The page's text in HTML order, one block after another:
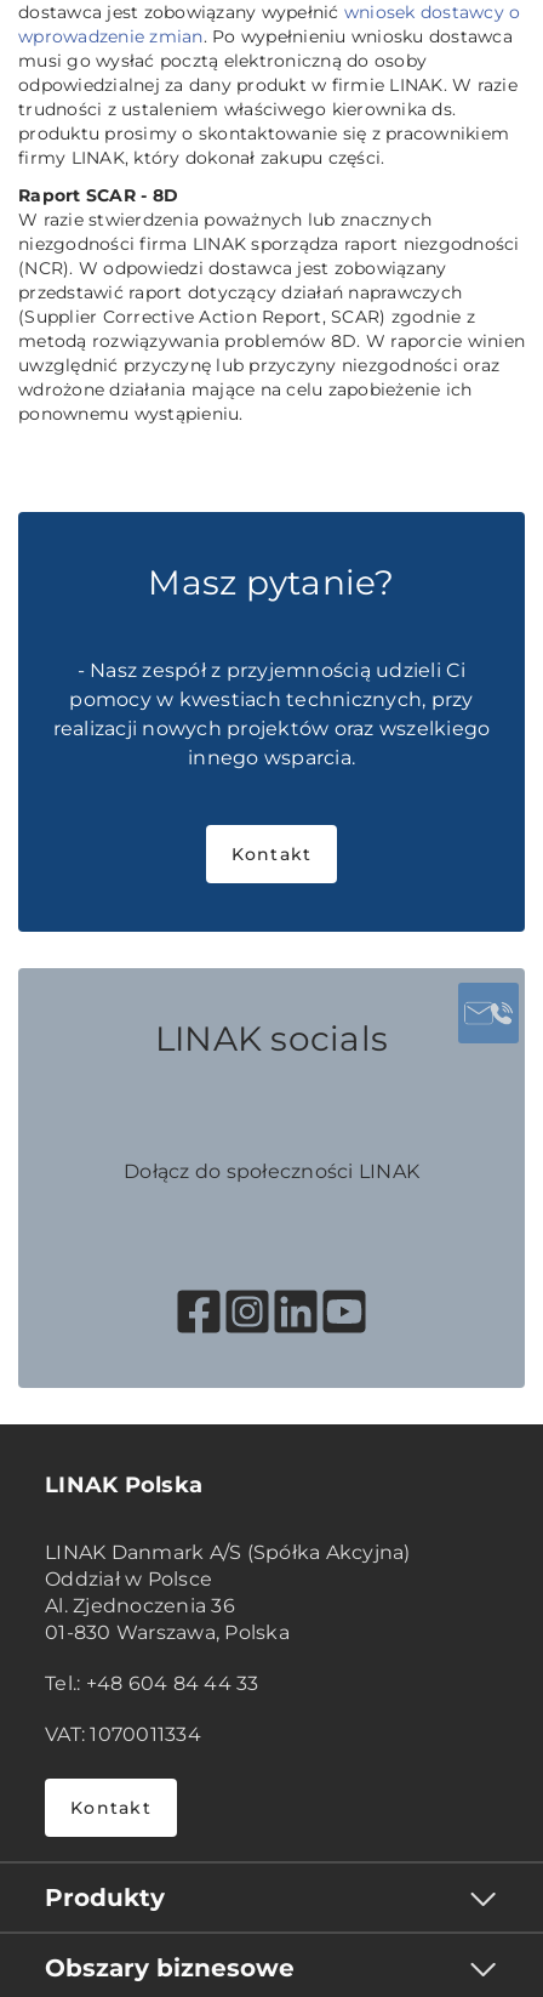
dostawca jest zobowiązany wypełnić wniosek dostawcy o
wprowadzenie zmian. Po wypełnieniu wniosku dostawca
musi go wysłać pocztą elektroniczną do osoby
odpowiedzialnej za dany produkt w firmie LINAK. W razie
trudności z ustaleniem właściwego kierownika ds.
produktu prosimy o skontaktowanie się z pracownikiem
firmy LINAK, który dokonał zakupu części.
Raport SCAR - 8D
W razie stwierdzenia poważnych lub znacznych
niezgodności firma LINAK sporządza raport niezgodności
(NCR). W odpowiedzi dostawca jest zobowiązany
przedstawić raport dotyczący działań naprawczych
(Supplier Corrective Action Report, SCAR) zgodnie z
metodą rozwiązywania problemów 8D. W raporcie winien
uwzględnić przyczynę lub przyczyny niezgodności oraz
wdrożone działania mające na celu zapobieżenie ich
ponownemu wystąpieniu.
Masz pytanie?
- Nasz zespół z przyjemnością udzieli Ci
pomocy w kwestiach technicznych, przy
realizacji nowych projektów oraz wszelkiego
innego wsparcia.
Kontakt
LINAK socials
Dołącz do społeczności LINAK
LINAK Polska
LINAK Danmark A/S (Spółka Akcyjna)
Oddział w Polsce
Al. Zjednoczenia 36
01-830 Warszawa, Polska
Tel.: +48 604 84 44 33
VAT: 1070011334
Kontakt
Produkty
Obszary biznesowe